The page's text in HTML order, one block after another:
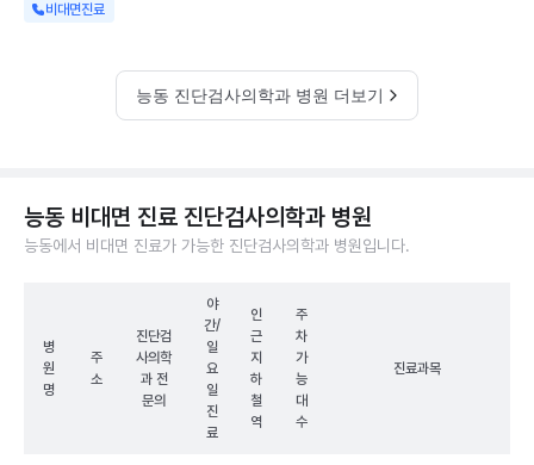
비대면진료
능동 진단검사의학과 병원 더보기
능동 비대면 진료 진단검사의학과 병원
능동에서 비대면 진료가 가능한 진단검사의학과 병원입니다.
병
원
명
주
소
진단검
사의학
과 전
문의
야
간/
일
요
일
진
료
인
근
지
하
철
역
주
차
가
능
대
수
진료과목